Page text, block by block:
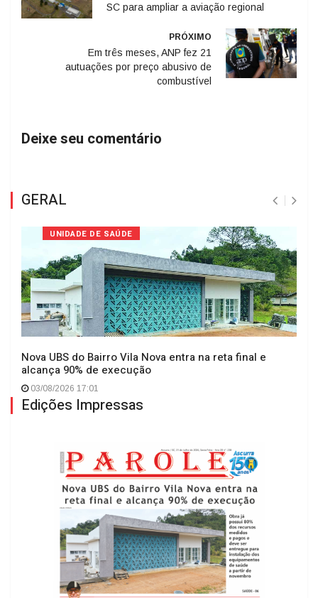
SC para ampliar a aviação regional
PRÓXIMO
Em três meses, ANP fez 21
autuações por preço abusivo de
combustível
Deixe seu comentário
GERAL
UNIDADE DE SAÚDE
Nova UBS do Bairro Vila Nova entra na reta final e
alcança 90% de execução
03/08/2026 17:01
Edições Impressas